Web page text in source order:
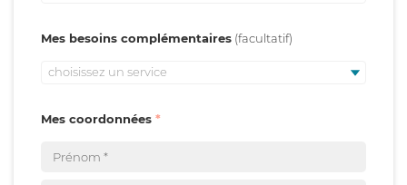
Mes besoins complémentaires
choisissez un service
Mes coordonnées